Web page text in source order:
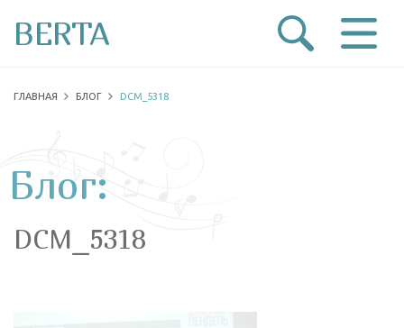
BERTA
ГЛАВНАЯ БЛОГ DCM_5318
Блог:
DCM_5318